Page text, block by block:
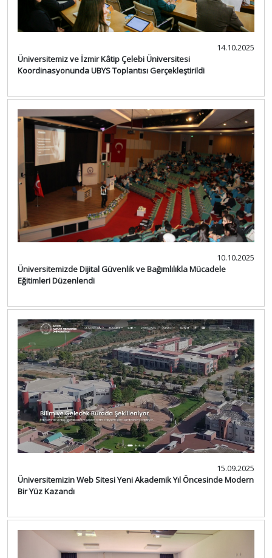
14.10.2025
Üniversitemiz ve İzmir Kâtip Çelebi Üniversitesi
Koordinasyonunda UBYS Toplantısı Gerçekleştirildi
10.10.2025
Üniversitemizde Dijital Güvenlik ve Bağımlılıkla Mücadele
Eğitimleri Düzenlendi
15.09.2025
Üniversitemizin Web Sitesi Yeni Akademik Yıl Öncesinde Modern
Bir Yüz Kazandı